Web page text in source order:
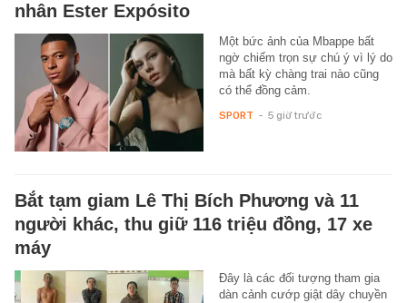
nhân Ester Expósito
Một bức ảnh của Mbappe bất
ngờ chiếm trọn sự chú ý vì lý do
mà bất kỳ chàng trai nào cũng
có thể đồng cảm.
SPORT - 5 giờ trước
Bắt tạm giam Lê Thị Bích Phương và 11
người khác, thu giữ 116 triệu đồng, 17 xe
máy
Đây là các đối tượng tham gia
dàn cảnh cướp giật dây chuyền